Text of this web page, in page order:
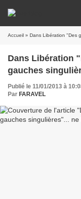
Accueil » Dans Libération "Des
Dans Libération
gauches
Publié le 11/01/2013 à
Par FARAVEL